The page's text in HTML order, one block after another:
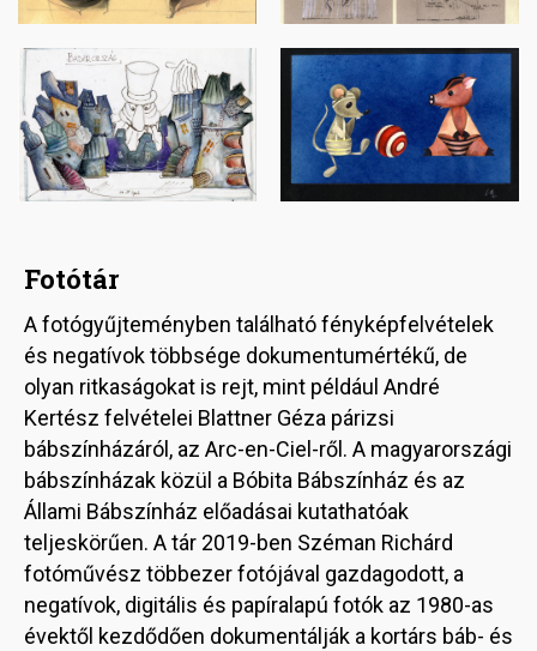
Image Image
Fotótár
A fotógyűjteményben található fényképfelvételek
és negatívok többsége dokumentumértékű, de
olyan ritkaságokat is rejt, mint például André
Kertész felvételei Blattner Géza párizsi
bábszínházáról, az Arc-en-Ciel-ről. A magyarországi
bábszínházak közül a Bóbita Bábszínház és az
Állami Bábszínház előadásai kutathatóak
teljeskörűen. A tár 2019-ben Széman Richárd
fotóművész többezer fotójával gazdagodott, a
negatívok, digitális és papíralapú fotók az 1980-as
évektől kezdődően dokumentálják a kortárs báb- és